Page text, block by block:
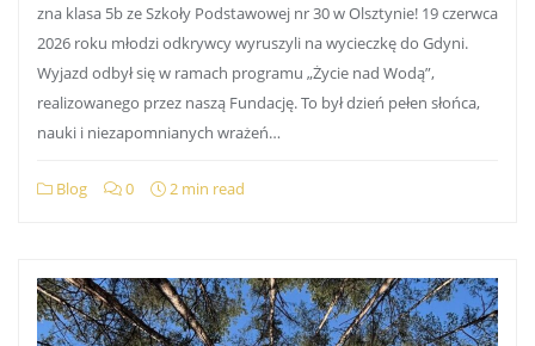
zna klasa 5b ze Szkoły Podstawowej nr 30 w Olsztynie! 19 czerwca
2026 roku młodzi odkrywcy wyruszyli na wycieczkę do Gdyni.
Wyjazd odbył się w ramach programu „Życie nad Wodą”,
realizowanego przez naszą Fundację. To był dzień pełen słońca,
nauki i niezapomnianych wrażeń…
Blog 0 2 min read